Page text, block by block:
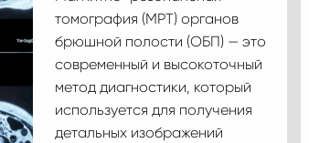
томография (МРТ) органов
брюшной полости (ОБП) — это
современный и высокоточный
метод диагностики, который
используется для получения
детальных изображений